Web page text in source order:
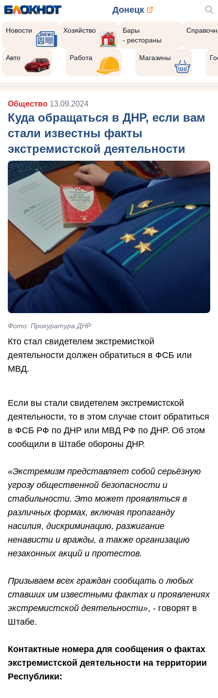
Донецк
Новости Хозяйство
Бары
- рестораны
Авто Работа Магазины
Общество 13.09.2024
Куда обращаться в ДНР, если вам
стали известны факты
экстремистской деятельности
Фото: Прокуратура ДНР
Кто стал свидетелем экстремисткой
деятельности должен обратиться в ФСБ или
МВД.
Если вы стали свидетелем экстремистской
деятельности, то в этом случае стоит обратиться
в ФСБ РФ по ДНР или МВД РФ по ДНР. Об этом
сообщили в Штабе обороны ДНР.
«Экстремизм представляет собой серьёзную
угрозу общественной безопасности и
стабильности. Это может проявляться в
различных формах, включая пропаганду
насилия, дискриминацию, разжигание
ненависти и вражды, а также организацию
незаконных акций и протестов.
Призываем всех граждан сообщать о любых
ставших им известными фактах и проявлениях
экстремистской деятельности», - говорят в
Штабе.
Контактные номера для сообщения о фактах
экстремистской деятельности на территории
Республики: